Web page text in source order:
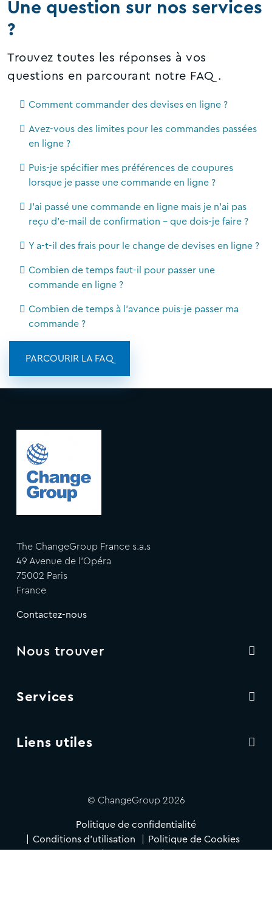
Une question sur nos services
?
Trouvez toutes les réponses à vos
questions en parcourant notre FAQ.
Comment commander des devises en ligne ?
Avez-vous des limites pour les commandes passées
en ligne ?
Puis-je spécifier mes préférences de coupures
lorsque je passe une commande en ligne ?
J'ai passé une commande en ligne mais je n'ai pas
reçu d'e-mail de confirmation - que dois-je faire ?
Y a-t-il des frais pour le change de devises en ligne ?
Combien de temps faut-il pour passer une
commande en ligne ?
Combien de temps à l'avance puis-je passer ma
commande ?
PARCOURIR LA FAQ
The ChangeGroup France s.a.s
49 Avenue de l'Opéra
75002 Paris
France
Contactez-nous
Nous trouver
Services
Liens utiles
© ChangeGroup 2026
Politique de confidentialité
Conditions d'utilisation
Politique de Cookies